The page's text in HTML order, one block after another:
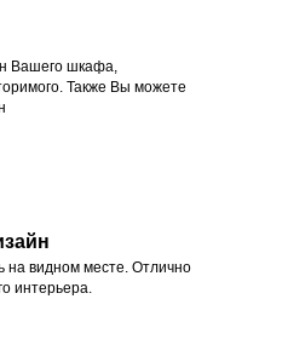
Вашего шкафа,
Также Вы можете
на видном месте. Отлично
интерьера.